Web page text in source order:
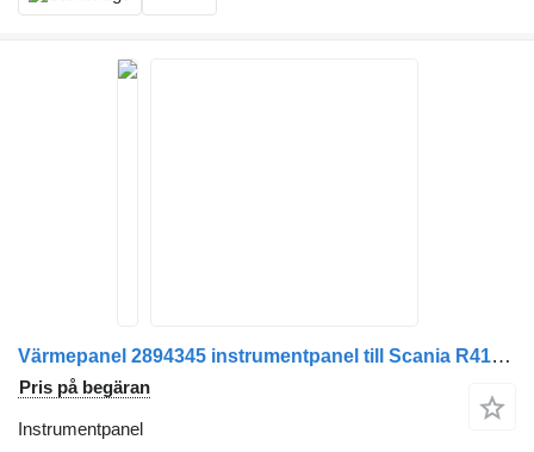
Värmepanel 2894345 instrumentpanel till Scania R410 dragbil
Pris på begäran
Instrumentpanel